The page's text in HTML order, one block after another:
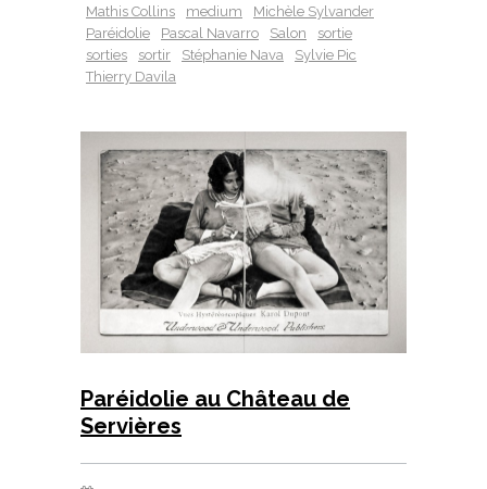
Mathis Collins
medium
Michèle Sylvander
Paréidolie
Pascal Navarro Salon
sortie
sorties
sortir Stéphanie Nava
Sylvie Pic
Thierry Davila
Paréidolie au Château de
Servières